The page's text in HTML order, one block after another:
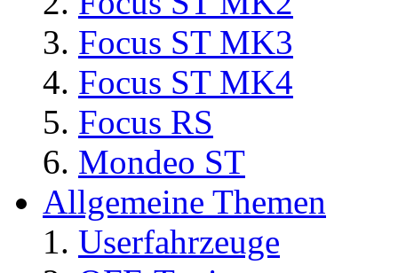
Focus ST MK3
Focus ST MK4
Focus RS
Mondeo ST
Allgemeine Themen
Userfahrzeuge